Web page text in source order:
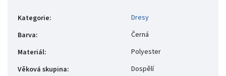
Kategorie:
Dresy
Barva:
Černá
Materiál:
Polyester
Věková skupina: Dospělí